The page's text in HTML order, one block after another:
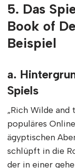
5. Das
Book of
Beispiel
a.
Spiels
„Rich Wilde
populäres
ägyptischen
schlüpft in die
der in einer